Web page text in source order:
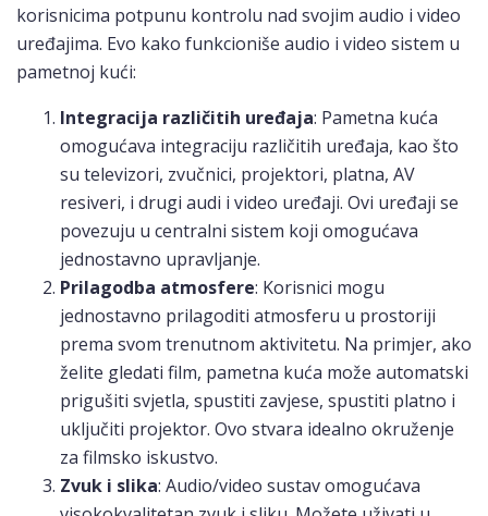
korisnicima potpunu kontrolu nad svojim audio i video
uređajima. Evo kako funkcioniše audio i video sistem u
pametnoj kući:
Integracija različitih uređaja: Pametna kuća
omogućava integraciju različitih uređaja, kao što
su televizori, zvučnici, projektori, platna, AV
resiveri, i drugi audi i video uređaji. Ovi uređaji se
povezuju u centralni sistem koji omogućava
jednostavno upravljanje.
Prilagodba atmosfere: Korisnici mogu
jednostavno prilagoditi atmosferu u prostoriji
prema svom trenutnom aktivitetu. Na primjer, ako
želite gledati film, pametna kuća može automatski
prigušiti svjetla, spustiti zavjese, spustiti platno i
uključiti projektor. Ovo stvara idealno okruženje
za filmsko iskustvo.
Zvuk i slika: Audio/video sustav omogućava